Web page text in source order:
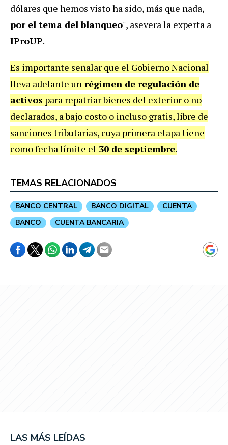
dólares que hemos visto ha sido, más que nada,
por el tema del blanqueo", asevera la experta a
IProUP.
Es importante señalar que el Gobierno Nacional
lleva adelante un régimen de regulación de
activos para repatriar bienes del exterior o no
declarados, a bajo costo o incluso gratis, libre de
sanciones tributarias, cuya primera etapa tiene
como fecha límite el 30 de septiembre.
TEMAS RELACIONADOS
BANCO CENTRAL BANCO DIGITAL
CUENTA
BANCO
CUENTA BANCARIA
LAS MÁS LEÍDAS